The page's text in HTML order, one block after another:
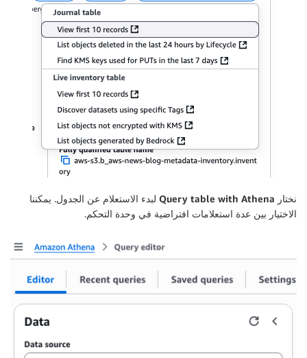
نختار Query table with Athena لبدء الاستعلام عن الجدول. يمكننا
الاختيار بين عدة استعلامات افتراضية في وحدة التحكم.